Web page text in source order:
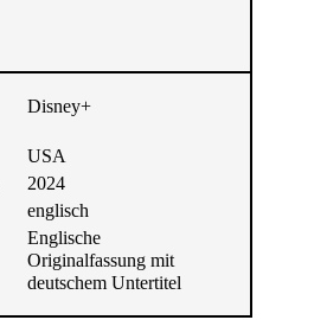
Disney+
USA
2024
englisch
Englische
Originalfassung mit
deutschem Untertitel